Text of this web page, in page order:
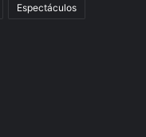
Espectáculos